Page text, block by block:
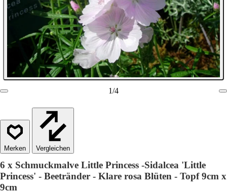
1/4
Vergleichen
6 x Schmuckmalve Little Princess -Sidalcea 'Little
Princess' - Beetränder - Klare rosa Blüten - Topf 9cm x
9cm